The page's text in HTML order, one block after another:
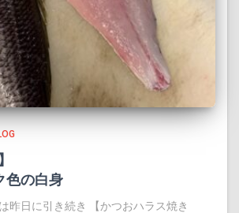
色の白身
昨日に引き続き 【かつおハラス焼き